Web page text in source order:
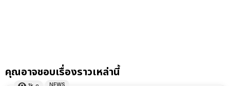
คุณอาจชอบเรื่องราวเหล่านี้
NEWS